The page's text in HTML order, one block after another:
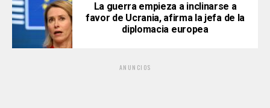
La guerra empieza a inclinarse a
favor de Ucrania, afirma la jefa de la
diplomacia europea
ANUNCIOS